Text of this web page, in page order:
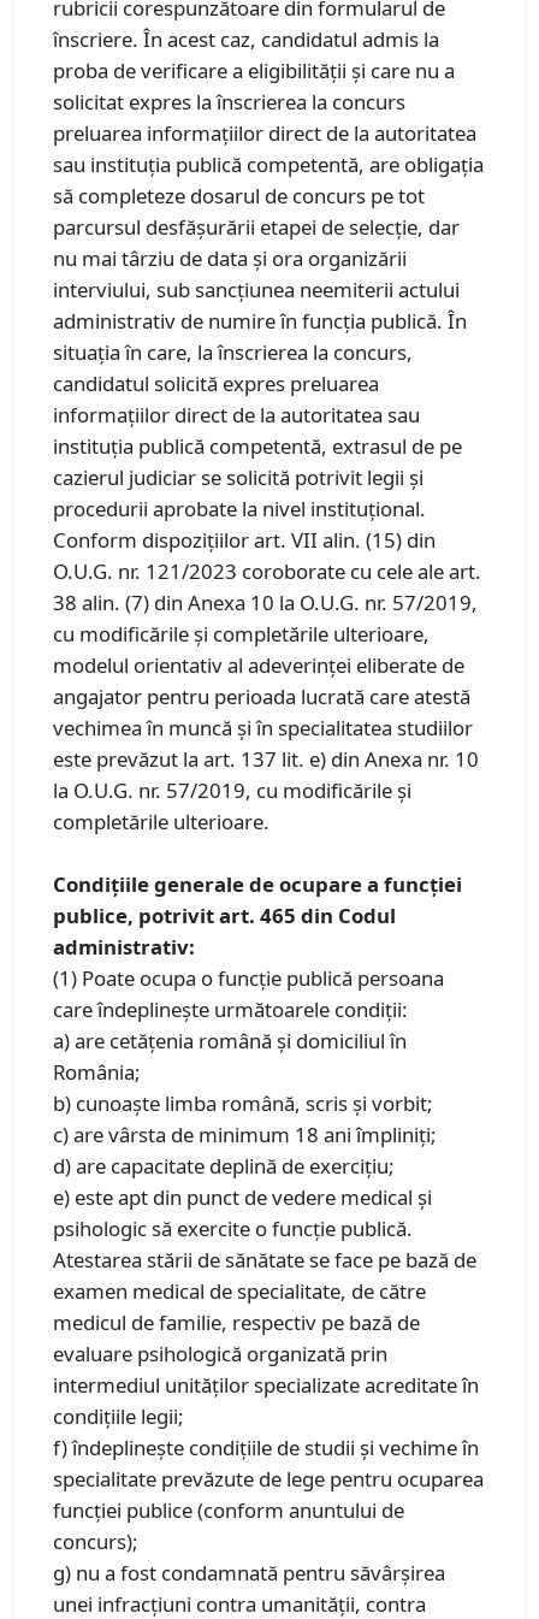
rubricii corespunzătoare din formularul de
înscriere. În acest caz, candidatul admis la
proba de verificare a eligibilității și care nu a
solicitat expres la înscrierea la concurs
preluarea informațiilor direct de la autoritatea
sau instituția publică competentă, are obligația
să completeze dosarul de concurs pe tot
parcursul desfășurării etapei de selecție, dar
nu mai târziu de data și ora organizării
interviului, sub sancțiunea neemiterii actului
administrativ de numire în funcția publică. În
situația în care, la înscrierea la concurs,
candidatul solicită expres preluarea
informațiilor direct de la autoritatea sau
instituția publică competentă, extrasul de pe
cazierul judiciar se solicită potrivit legii și
procedurii aprobate la nivel instituțional.
Conform dispozițiilor art. VII alin. (15) din
O.U.G. nr. 121/2023 coroborate cu cele ale art.
38 alin. (7) din Anexa 10 la O.U.G. nr. 57/2019,
cu modificările și completările ulterioare,
modelul orientativ al adeverinței eliberate de
angajator pentru perioada lucrată care atestă
vechimea în muncă și în specialitatea studiilor
este prevăzut la art. 137 lit. e) din Anexa nr. 10
la O.U.G. nr. 57/2019, cu modificările și
completările ulterioare.
Condițiile generale de ocupare a funcției
publice, potrivit art. 465 din Codul
administrativ:
(1) Poate ocupa o funcţie publică persoana
care îndeplineşte următoarele condiţii:
a) are cetăţenia română şi domiciliul în
România;
b) cunoaşte limba română, scris şi vorbit;
c) are vârsta de minimum 18 ani împliniţi;
d) are capacitate deplină de exerciţiu;
e) este apt din punct de vedere medical şi
psihologic să exercite o funcţie publică.
Atestarea stării de sănătate se face pe bază de
examen medical de specialitate, de către
medicul de familie, respectiv pe bază de
evaluare psihologică organizată prin
intermediul unităţilor specializate acreditate în
condiţiile legii;
f) îndeplineşte condiţiile de studii şi vechime în
specialitate prevăzute de lege pentru ocuparea
funcţiei publice (conform anuntului de
concurs);
g) nu a fost condamnată pentru săvârşirea
unei infracţiuni contra umanităţii, contra